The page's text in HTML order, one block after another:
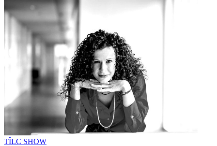
TÎLC SHOW